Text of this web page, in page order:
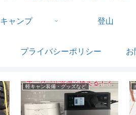
キャンプ 登山
プライバシーポリシー お
軽キャン装備・グッズなど